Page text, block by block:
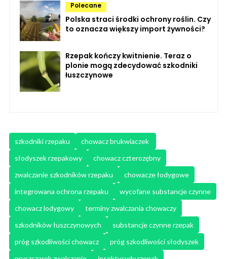
Polecane
Polska straci środki ochrony roślin. Czy
to oznacza większy import żywności?
Rzepak kończy kwitnienie. Teraz o
plonie mogą zdecydować szkodniki
łuszczynowe
szkodniki rzepaku
chowacz brukwiaczek
słodyszek rzepakowy
chowacz czterozębny
zwalczanie szkodników rzepaku
chowacze łodygowe
integrowana ochrona rzepaku
wycofane substancje czynne
chowacz lodygowy
terminy zwalczania chowaczy
szkodników łuszczynowych
substancje czynne rzepak
próg szkodliwości chowacz
próg szkodliwości słodyszek